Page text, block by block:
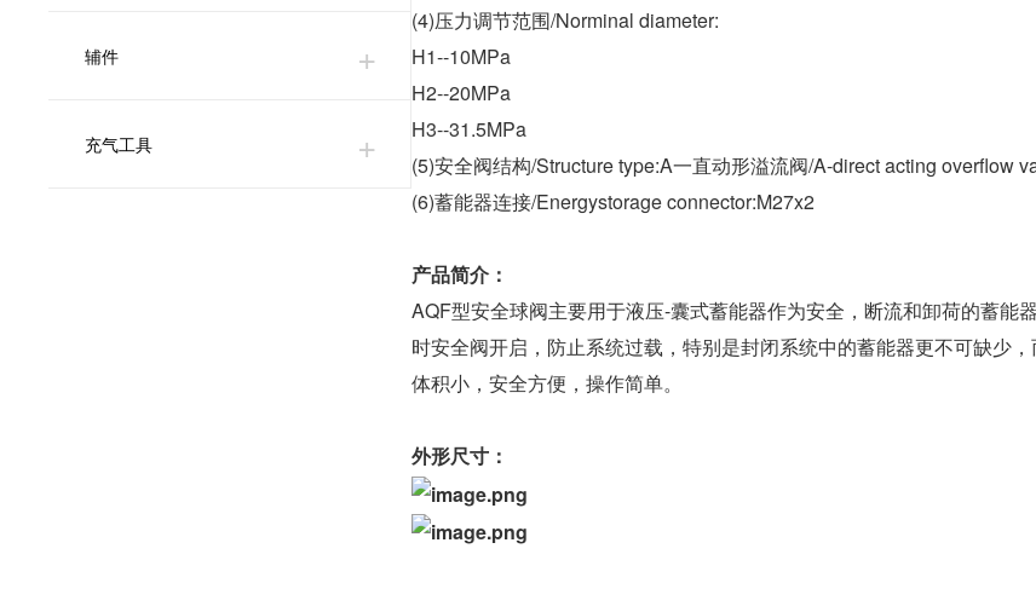
辅件
充气工具
(4)压力调节范围/Norminal diameter:
H1--10MPa
H2--20MPa
H3--31.5MPa
(5)安全阀结构/Structure type:A一直动形溢流阀/A-direct acting overflow
(6)蓄能器连接/Energystorage connector:M27x2
产品简介：
AQF型安全球阀主要用于液压-囊式蓄能器作为安全，断流和卸荷的蓄
时安全阀开启，防止系统过载，特别是封闭系统中的蓄能器更不可缺少
体积小，安全方便，操作简单。
外形尺寸：